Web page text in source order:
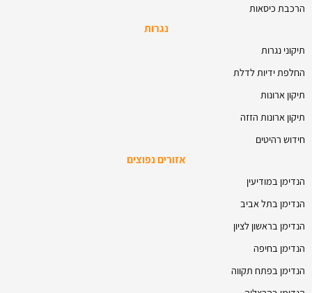
הרכבת כיסאות
נגרות
תיקוני נגרות
החלפת ידיות לדלת
תיקון ארונות
תיקון ארונות הזזה
חידוש רהיטים
אזורים נפוצים
הנדימן במודיעין
הנדימן בתל אביב
הנדימן בראשון לציון
הנדימן בחיפה
הנדימן בפתח תקווה